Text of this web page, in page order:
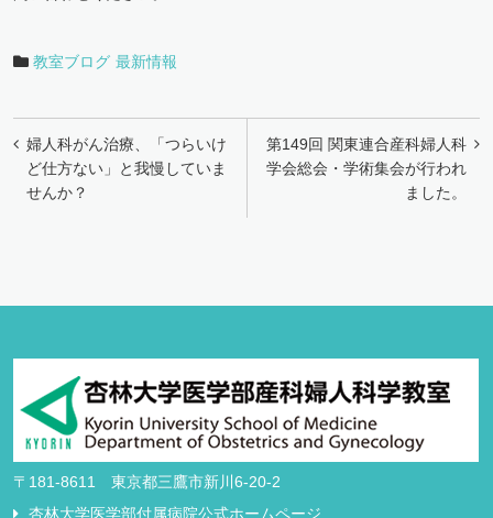
教室ブログ 最新情報
投
稿
ナ
シ
ン
第149回 関東連合産科婦人科
学会総会・学術集会が行われ
ました。
婦人科がん治療、「つらいけ
ど仕方ない」と我慢していま
せんか？
〒181-8611 東京都三鷹市新川6-20-2
杏林大学医学部付属病院公式ホームページ